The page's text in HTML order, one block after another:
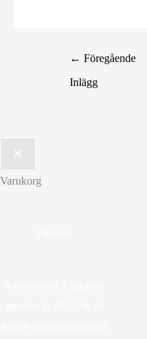
← Föregående
Inlägg
Varukorg